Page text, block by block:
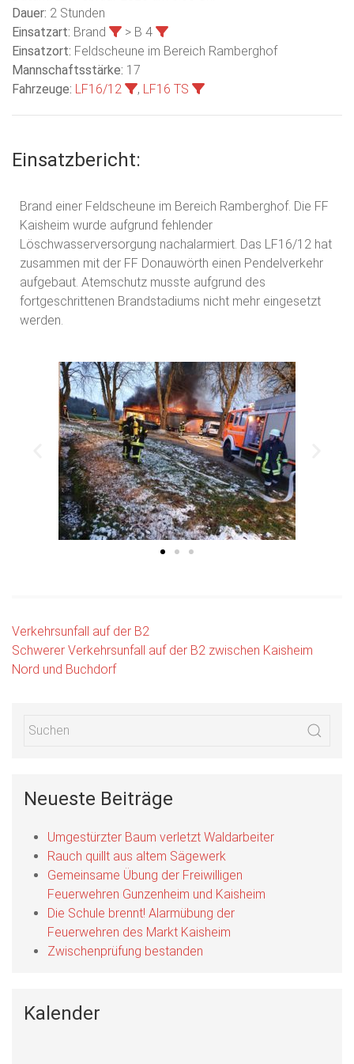
Dauer: 2 Stunden
Einsatzart: Brand
> B 4
Einsatzort: Feldscheune im Bereich Ramberghof
Mannschaftsstärke: 17
Fahrzeuge: LF16/12 , LF16 TS
Einsatzbericht:
Brand einer Feldscheune im Bereich Ramberghof. Die FF
Kaisheim wurde aufgrund fehlender
Löschwasserversorgung nachalarmiert. Das LF16/12 hat
zusammen mit der FF Donauwörth einen Pendelverkehr
aufgebaut. Atemschutz musste aufgrund des
fortgeschrittenen Brandstadiums nicht mehr eingesetzt
werden.
Verkehrsunfall auf der B2
Schwerer Verkehrsunfall auf der B2 zwischen Kaisheim
Nord und Buchdorf
Neueste Beiträge
Umgestürzter Baum verletzt Waldarbeiter
Rauch quillt aus altem Sägewerk
Gemeinsame Übung der Freiwilligen
Feuerwehren Gunzenheim und Kaisheim
Die Schule brennt! Alarmübung der
Feuerwehren des Markt Kaisheim
Zwischenprüfung bestanden
Kalender